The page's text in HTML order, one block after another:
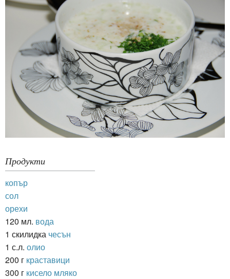
Продукти
копър
сол
орехи
120 мл. вода
1 скилидка чесън
1 с.л. олио
200 г краставици
300 г кисело мляко